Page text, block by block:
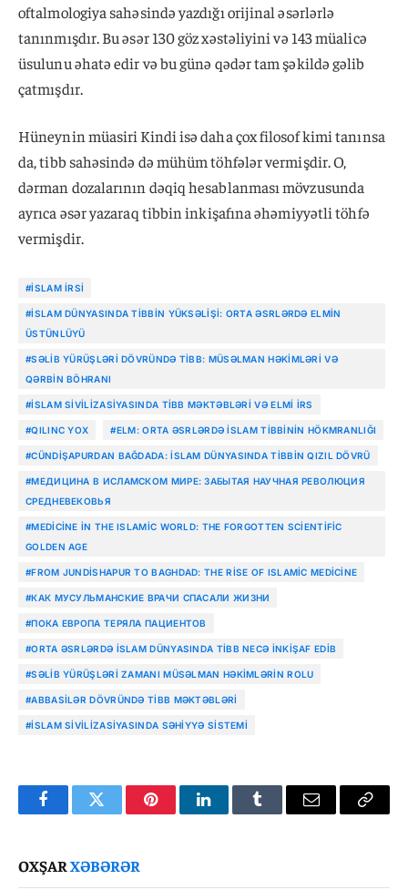
oftalmologiya sahəsində yazdığı orijinal əsərlərlə
tanınmışdır. Bu əsər 130 göz xəstəliyini və 143 müalicə
üsulunu əhatə edir və bu günə qədər tam şəkildə gəlib
çatmışdır.
Hüneynin müasiri Kindi isə daha çox filosof kimi tanınsa
da, tibb sahəsində də mühüm töhfələr vermişdir. O,
dərman dozalarının dəqiq hesablanması mövzusunda
ayrıca əsər yazaraq tibbin inkişafına əhəmiyyətli töhfə
vermişdir.
#İSLAM IRSI
#İSLAM DÜNYASINDA TIBBIN YÜKSƏLIŞI: ORTA ƏSRLƏRDƏ ELMIN
ÜSTÜNLÜYÜ
#SƏLIB YÜRÜŞLƏRI DÖVRÜNDƏ TIBB: MÜSƏLMAN HƏKIMLƏRI VƏ
QƏRBIN BÖHRANI
#İSLAM SIVILIZASIYASINDA TIBB MƏKTƏBLƏRI VƏ ELMI IRS
#QILINC YOX #ELM: ORTA ƏSRLƏRDƏ İSLAM TIBBININ HÖKMRANLIĞI
#CÜNDIŞAPURDAN BAĞDADA: İSLAM DÜNYASINDA TIBBIN QIZIL DÖVRÜ
#МЕДИЦИНА В ИСЛАМСКОМ МИРЕ: ЗАБЫТАЯ НАУЧНАЯ РЕВОЛЮЦИЯ
СРЕДНЕВЕКОВЬЯ
#MEDICINE IN THE ISLAMIC WORLD: THE FORGOTTEN SCIENTIFIC
GOLDEN AGE
#FROM JUNDISHAPUR TO BAGHDAD: THE RISE OF ISLAMIC MEDICINE
#КАК МУСУЛЬМАНСКИЕ ВРАЧИ СПАСАЛИ ЖИЗНИ
#ПОКА ЕВРОПА ТЕРЯЛА ПАЦИЕНТОВ
#ORTA ƏSRLƏRDƏ ISLAM DÜNYASINDA TIBB NECƏ INKIŞAF EDIB
#SƏLIB YÜRÜŞLƏRI ZAMANI MÜSƏLMAN HƏKIMLƏRIN ROLU
#ABBASILƏR DÖVRÜNDƏ TIBB MƏKTƏBLƏRI
#ISLAM SIVILIZASIYASINDA SƏHIYYƏ SISTEMI
FacebookTwitter PinterestLinkedInTumblr Email
Copy
OXŞARXƏBƏRƏR